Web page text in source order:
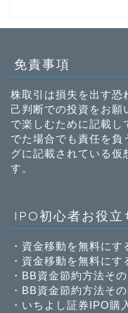
免責事項
株取引は損失を出す恐
己判断での投資をお願
で楽しむために記載し
でた場合でも責任を負
グに記載されている仮
す。
IPO初心者お役立
・ 資金移動を無料にす
・ 資金移動を無料にす
・ BB資金節約方法その
・ BB資金節約方法そ
・ いちよし証券IPO購